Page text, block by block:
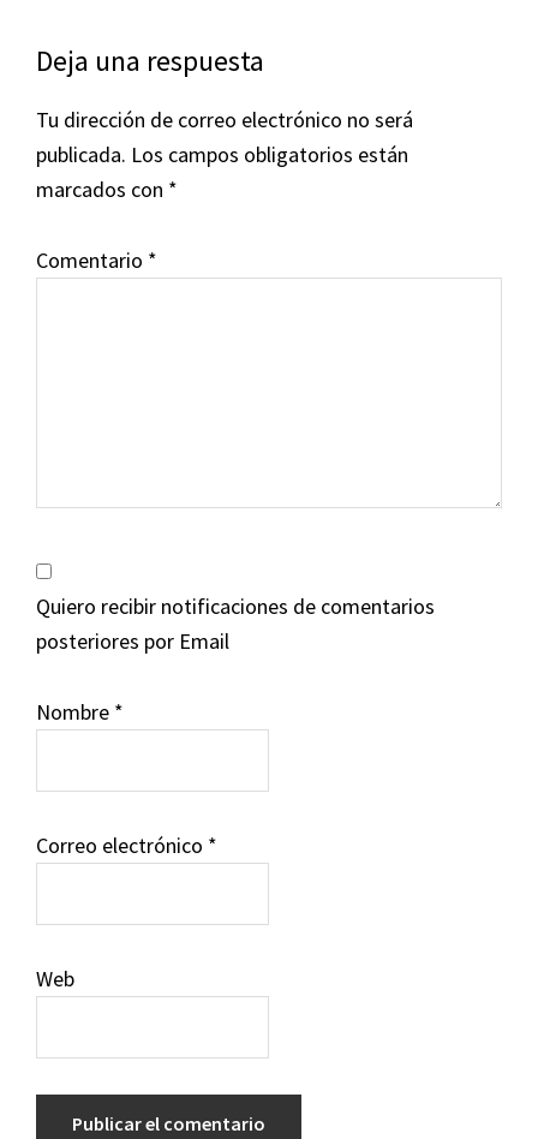
Interacciones
con
los
lectores
Deja una respuesta
Tu dirección de correo electrónico no será
publicada. Los campos obligatorios están
marcados con *
Comentario *
Quiero recibir notificaciones de comentarios
posteriores por Email
Nombre *
Correo electrónico *
Web